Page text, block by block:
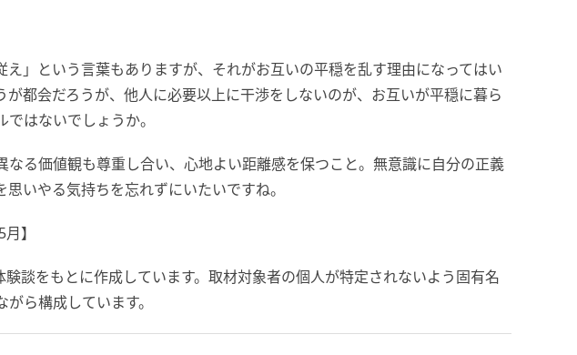
え」という言葉もありますが、それがお互いの平穏を乱す理由になってはい
が都会だろうが、他人に必要以上に干渉をしないのが、お互いが平穏に暮ら
はないでしょうか。
なる価値観も尊重し合い、心地よい距離感を保つこと。無意識に自分の正義
いやる気持ちを忘れずにいたいですね。
】
談をもとに作成しています。取材対象者の個人が特定されないよう固有名
ら構成しています。